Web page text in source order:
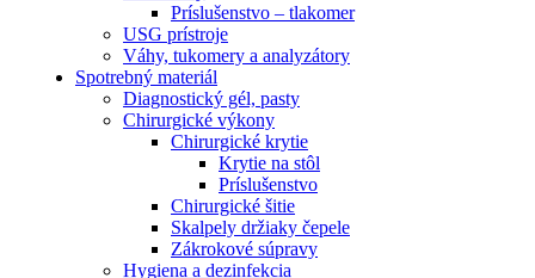
Príslušenstvo – tlakomer
USG prístroje
Váhy, tukomery a analyzátory
Spotrebný materiál
Diagnostický gél, pasty
Chirurgické výkony
Chirurgické krytie
Krytie na stôl
Príslušenstvo
Chirurgické šitie
Skalpely držiaky čepele
Zákrokové súpravy
Hygiena a dezinfekcia